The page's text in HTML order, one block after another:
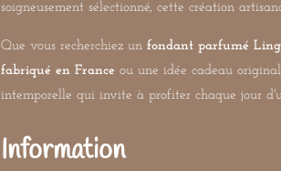
soigneusement sélectionné, cette création
Que vous recherchiez un fondant parfumé
fabriqué en France ou une idée cadeau
intemporelle qui invite à profiter chaque jour
Information